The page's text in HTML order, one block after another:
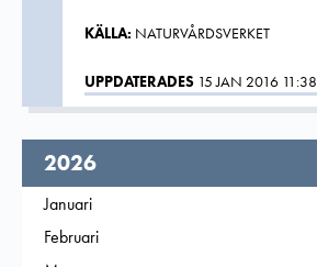
KÄLLA: NATURVÅRDSVERKET
UPPDATERADES 15 JAN 2016 11:38
År,
2026
Filtrera på
Januari
Filtrera på
Februari